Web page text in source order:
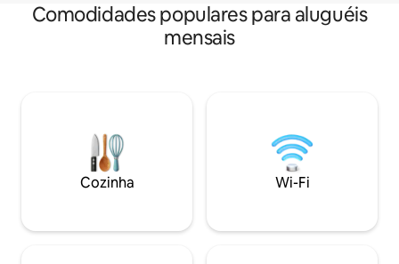
Comodidades populares para aluguéis
mensais
Cozinha Wi-Fi